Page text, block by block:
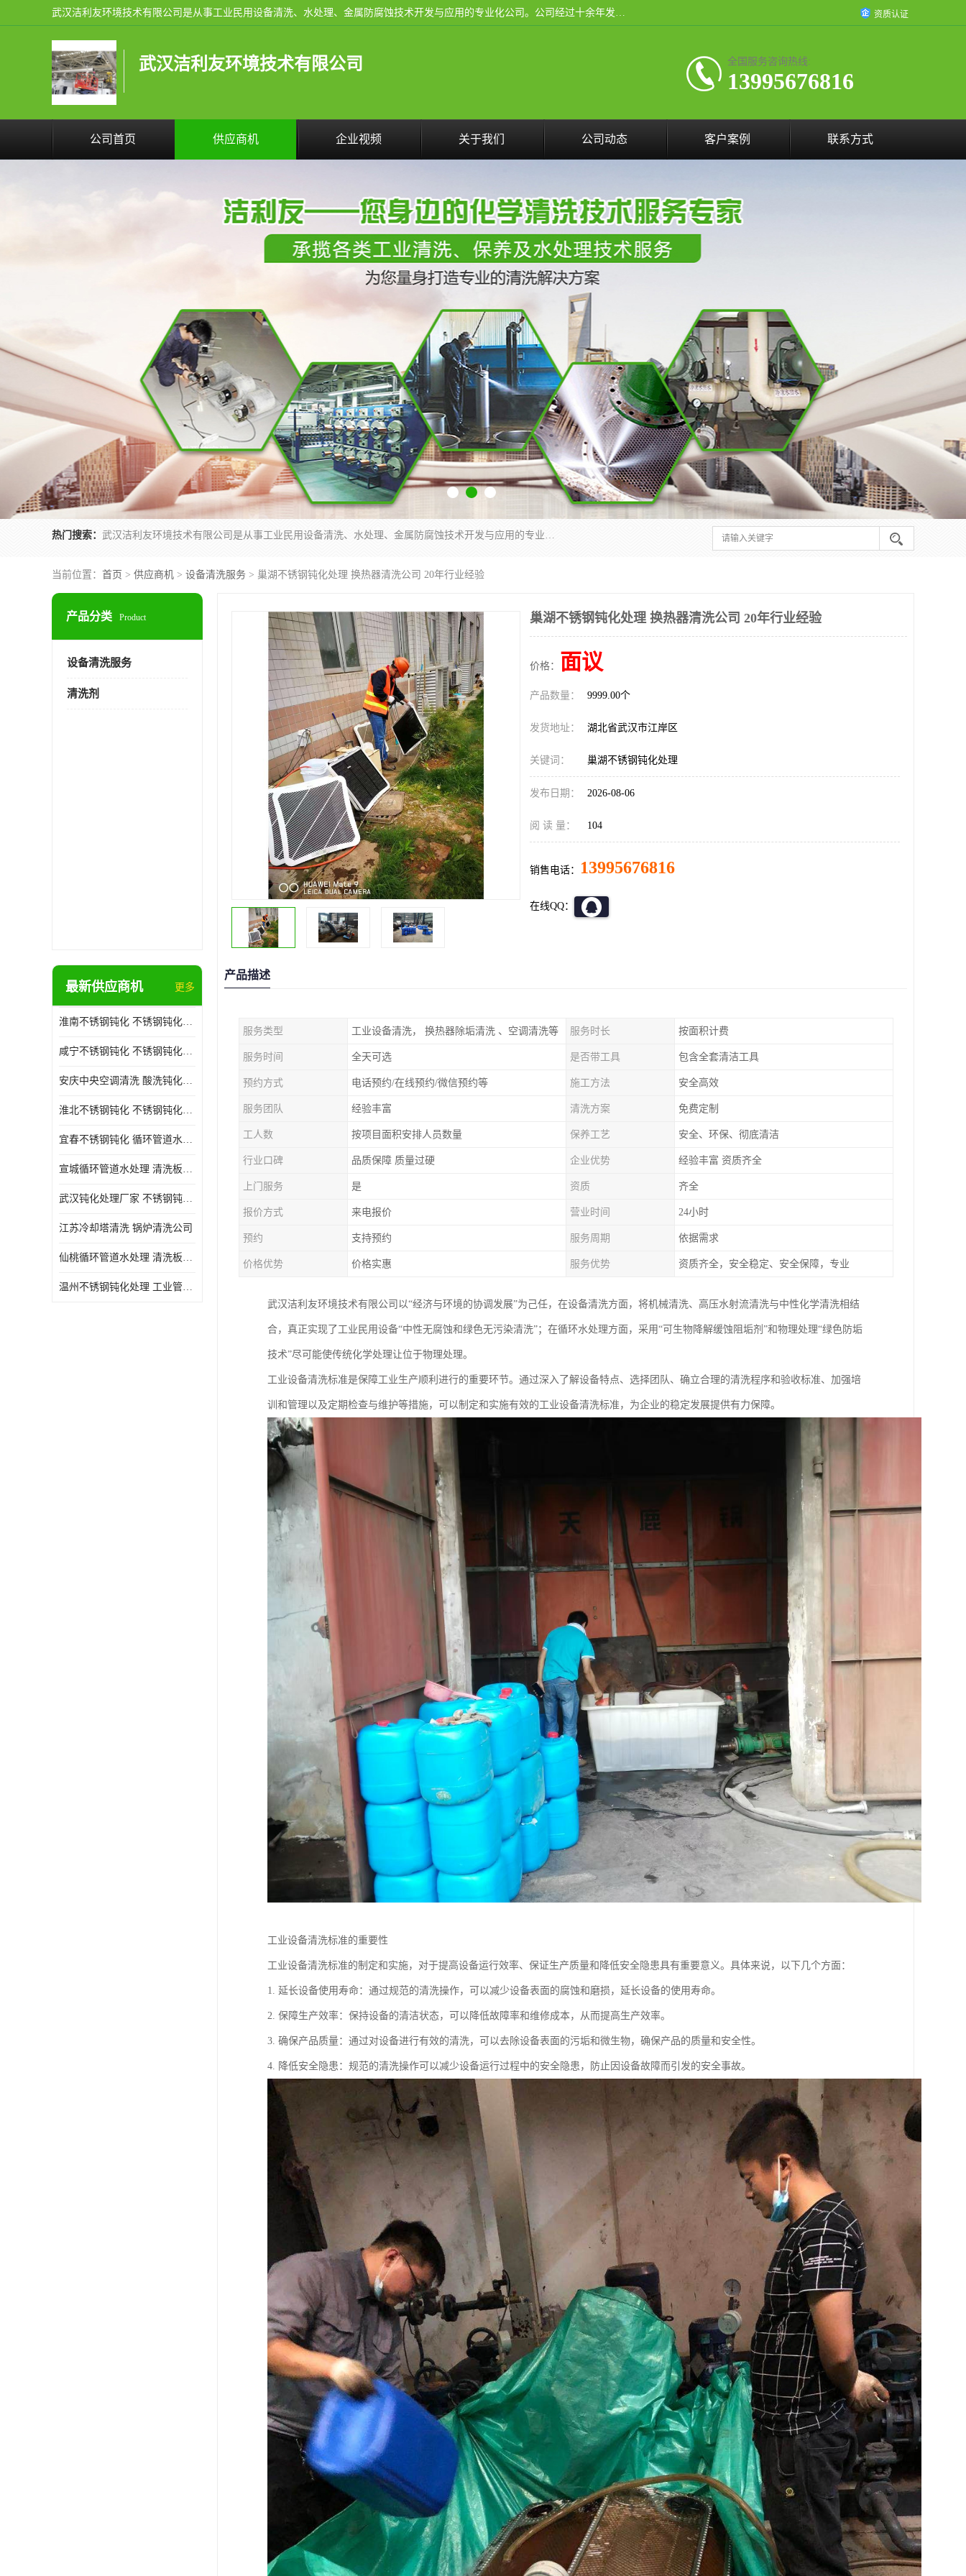
武汉洁利友环境技术有限公司是从事工业民用设备清洗、水处理、金属防腐蚀技术开发与应用的专业化公司。公司经过十余年发展积累了丰富的清洗经验，服务过的客户达到500余家，清洗的各类工业设备共计3000余台。 资质认证
武汉洁利友环境技术有限公司 全国服务咨询热线:
13995676816
公司首页 供应商机 企业视频 关于我们 公司动态 客户案例 联系方式
热门搜索： 武汉洁利友环境技术有限公司是从事工业民用设备清洗、水处理、金属防腐蚀技术开发与应用的专业化公司。公司经过十余年发展积累了丰富的清洗经验，服务过的客户达到500余家，清洗的各类工业设备共计3000余台。
当前位置： 首页 > 供应商机 > 设备清洗服务 > 巢湖不锈钢钝化处理 换热器清洗公司 20年行业经验
产品分类 Product
设备清洗服务
清洗剂
最新供应商机 更多
淮南不锈钢钝化 不锈钢钝化公司
咸宁不锈钢钝化 不锈钢钝化处理公司
安庆中央空调清洗 酸洗钝化公司
淮北不锈钢钝化 不锈钢钝化公司
宜春不锈钢钝化 循环管道水处理公司
宣城循环管道水处理 清洗板式换热器公司
武汉钝化处理厂家 不锈钢钝化公司
江苏冷却塔清洗 锅炉清洗公司
仙桃循环管道水处理 清洗板式换热器公司 服务好
温州不锈钢钝化处理 工业管道清洗公司 20年行业经验
巢湖不锈钢钝化处理 换热器清洗公司 20年行业经验
价格： 面议
产品数量： 9999.00个
发货地址： 湖北省武汉市江岸区
关键词： 巢湖不锈钢钝化处理
发布日期： 2026-08-06
阅 读 量： 104
销售电话： 13995676816
在线QQ：
产品描述
服务类型 工业设备清洗， 换热器除垢清洗 、空调清洗等 服务时长 按面积计费
服务时间 全天可选 是否带工具 包含全套清洁工具
预约方式 电话预约/在线预约/微信预约等 施工方法 安全高效
服务团队 经验丰富 清洗方案 免费定制
工人数 按项目面积安排人员数量 保养工艺 安全、环保、彻底清洁
行业口碑 品质保障 质量过硬 企业优势 经验丰富 资质齐全
上门服务 是 资质 齐全
报价方式 来电报价 营业时间 24小时
预约 支持预约 服务周期 依据需求
价格优势 价格实惠 服务优势 资质齐全，安全稳定、安全保障，专业
武汉洁利友环境技术有限公司以“经济与环境的协调发展”为己任，在设备清洗方面，将机械清洗、高压水射流清洗与中性化学清洗相结
合，真正实现了工业民用设备“中性无腐蚀和绿色无污染清洗”；在循环水处理方面，采用“可生物降解缓蚀阻垢剂”和物理处理“绿色防垢
技术”尽可能使传统化学处理让位于物理处理。
工业设备清洗标准是保障工业生产顺利进行的重要环节。通过深入了解设备特点、选择团队、确立合理的清洗程序和验收标准、加强培
训和管理以及定期检查与维护等措施，可以制定和实施有效的工业设备清洗标准，为企业的稳定发展提供有力保障。
工业设备清洗标准的重要性
工业设备清洗标准的制定和实施，对于提高设备运行效率、保证生产质量和降低安全隐患具有重要意义。具体来说，以下几个方面：
1. 延长设备使用寿命：通过规范的清洗操作，可以减少设备表面的腐蚀和磨损，延长设备的使用寿命。
2. 保障生产效率：保持设备的清洁状态，可以降低故障率和维修成本，从而提高生产效率。
3. 确保产品质量：通过对设备进行有效的清洗，可以去除设备表面的污垢和微生物，确保产品的质量和安全性。
4. 降低安全隐患：规范的清洗操作可以减少设备运行过程中的安全隐患，防止因设备故障而引发的安全事故。